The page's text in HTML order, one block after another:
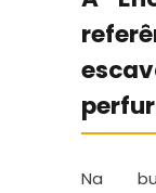
Na